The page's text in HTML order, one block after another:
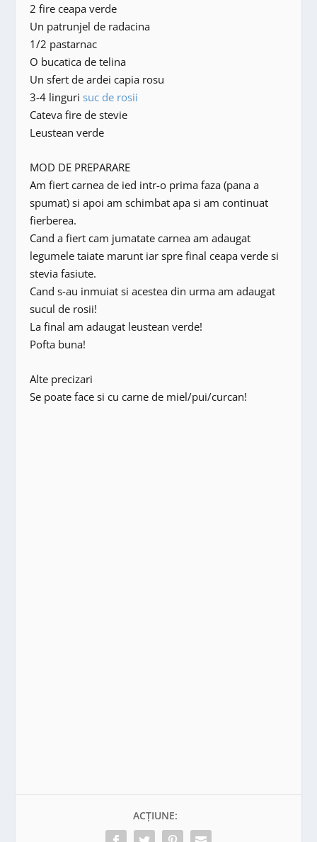
2 fire ceapa verde
Un patrunjel de radacina
1/2 pastarnac
O bucatica de telina
Un sfert de ardei capia rosu
3-4 lingurisuc de rosii
Cateva fire de stevie
Leustean verde
MOD DE PREPARARE
Am fiert carnea de ied intr-o prima faza (pana a
spumat) si apoi am schimbat apa si am continuat
fierberea.
Cand a fiert cam jumatate carnea am adaugat
legumele taiate marunt iar spre final ceapa verde si
stevia fasiute.
Cand s-au inmuiat si acestea din urma am adaugat
sucul de rosii!
La final am adaugat leustean verde!
Pofta buna!
Alte precizari
Se poate face si cu carne de miel/pui/curcan!
ACȚIUNE: